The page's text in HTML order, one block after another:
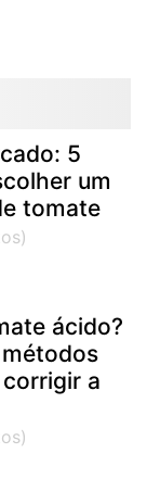
5
um
tomate
ácido?
a